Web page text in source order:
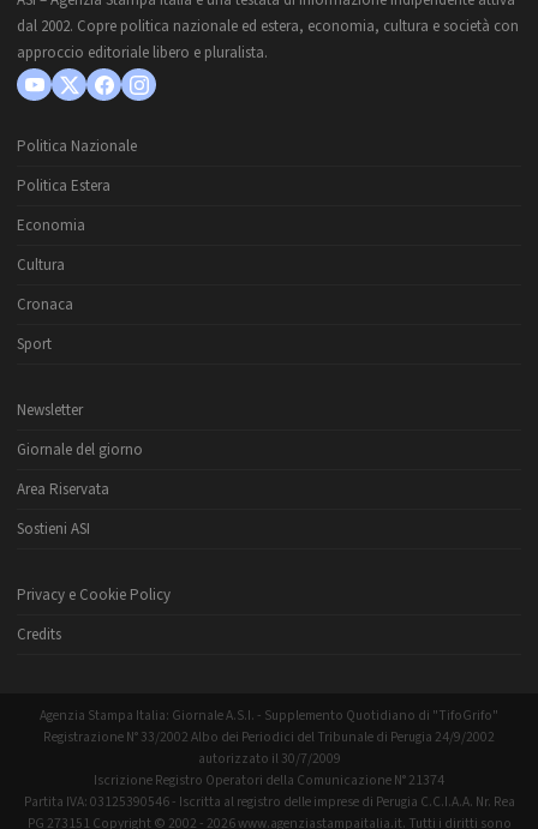
dal 2002. Copre politica nazionale ed estera, economia, cultura e società con
approccio editoriale libero e pluralista.
Politica Nazionale
Politica Estera
Economia
Cultura
Cronaca
Sport
Newsletter
Giornale del giorno
Area Riservata
Sostieni ASI
Privacy e Cookie Policy
Credits
Agenzia Stampa Italia: Giornale A.S.I. - Supplemento Quotidiano di "TifoGrifo"
Registrazione N° 33/2002 Albo dei Periodici del Tribunale di Perugia 24/9/2002
autorizzato il 30/7/2009
Iscrizione Registro Operatori della Comunicazione N° 21374
Partita IVA: 03125390546 - Iscritta al registro delle imprese di Perugia C.C.I.A.A. Nr. Rea
PG 273151 Copyright © 2002 - 2026 www.agenziastampaitalia.it. Tutti i diritti sono